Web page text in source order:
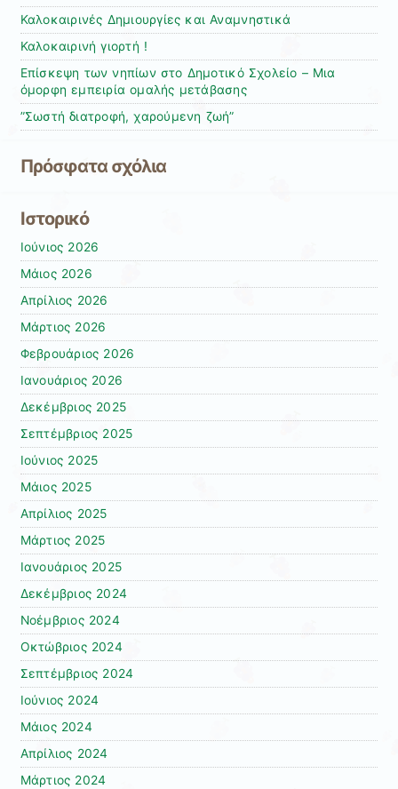
Καλοκαιρινές Δημιουργίες και Αναμνηστικά
Καλοκαιρινή γιορτή !
Επίσκεψη των νηπίων στο Δημοτικό Σχολείο – Μια
όμορφη εμπειρία ομαλής μετάβασης
”Σωστή διατροφή, χαρούμενη ζωή”
Πρόσφατα σχόλια
Ιστορικό
Ιούνιος 2026
Μάιος 2026
Απρίλιος 2026
Μάρτιος 2026
Φεβρουάριος 2026
Ιανουάριος 2026
Δεκέμβριος 2025
Σεπτέμβριος 2025
Ιούνιος 2025
Μάιος 2025
Απρίλιος 2025
Μάρτιος 2025
Ιανουάριος 2025
Δεκέμβριος 2024
Νοέμβριος 2024
Οκτώβριος 2024
Σεπτέμβριος 2024
Ιούνιος 2024
Μάιος 2024
Απρίλιος 2024
Μάρτιος 2024